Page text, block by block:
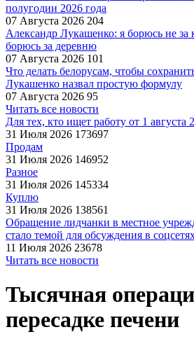
полугодии 2026 года
07 Августа 2026 204
Александр Лукашенко: я борюсь не за
борюсь за деревню
07 Августа 2026 101
Что делать белорусам, чтобы
Лукашенко назвал простую формулу
07 Августа 2026 95
Читать все новости
Для тех, кто ищет работу от 1 августа
31 Июля 2026 173697
Продам
31 Июля 2026 146952
Разное
31 Июля 2026 145334
Куплю
31 Июля 2026 138561
Обращение лидчанки в местное
стало темой для обсуждения в
11 Июля 2026 23678
Читать все новости
Тысячная
пересадке печени